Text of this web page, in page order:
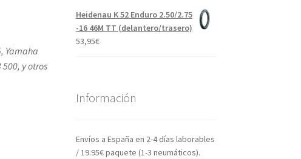
Yamaha
y otros
Heidenau K 52 Enduro 2.50/2.75
-16 46M TT (delantero/trasero)
53,95€
Información
Envíos a España en 2-4 días laborables
/ 19.95€ paquete (1-3 neumáticos).